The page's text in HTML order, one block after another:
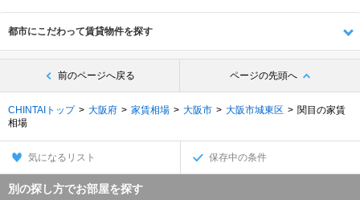
都市にこだわって賃貸物件を探す
前のページへ戻る ページの先頭へ
CHINTAIトップ 大阪府 家賃相場 大阪市 大阪市城東区
関目の家賃
相場
気になるリスト 保存中の条件
別の探し方でお部屋を探す